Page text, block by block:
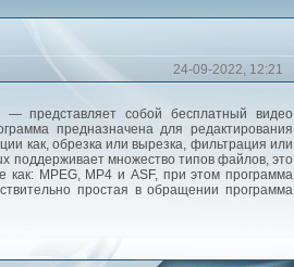
24-09-2022, 12:21
— представляет собой бесплатный видео
предназначена для редактирования
как, обрезка или вырезка, фильтрация или
поддерживает множество типов файлов, это
MPEG, MP4 и ASF, при этом программа
простая в обращении программа